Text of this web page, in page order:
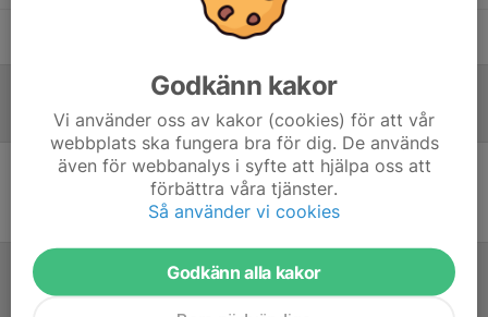
Nina Palm VinterstadHuvudtränare
Referat
Inget referat skrivet
Tabell
Godkänn kakor
Vi använder oss av kakor (cookies) för att vår
webbplats ska fungera bra för dig. De används
även för webbanalys i syfte att hjälpa oss att
förbättra våra tjänster.
Så använder vi cookies
Godkänn alla kakor